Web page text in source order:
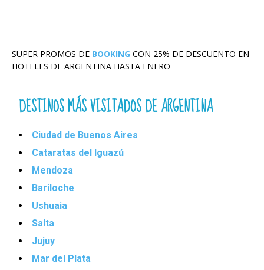
SUPER PROMOS DE BOOKING CON 25% DE DESCUENTO EN
HOTELES DE ARGENTINA HASTA ENERO
DESTINOS MÁS VISITADOS DE ARGENTINA
Ciudad de Buenos Aires
Cataratas del Iguazú
Mendoza
Bariloche
Ushuaia
Salta
Jujuy
Mar del Plata